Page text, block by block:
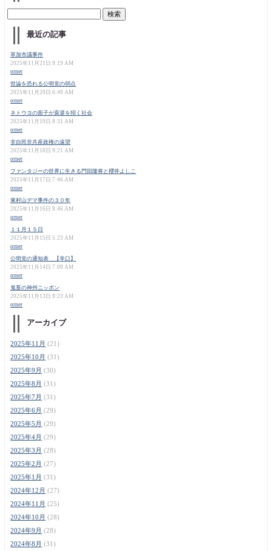
最近の記事
草加市議事件
2025年11月21日 9:19 AM
orner
世論を恐れる公明党の弱点
2025年11月20日 6:49 AM
orner
ネトウヨの面子が衰退を招く社会
2025年11月19日 8:31 AM
orner
非自民非共産政権の遠望
2025年11月18日 9:21 AM
orner
ファンタジーの世界に生きる門田隆将と櫻井よしこ
2025年11月17日 7:46 AM
orner
東村山デマ事件の３０年
2025年11月16日 8:46 AM
orner
１１月１５日
2025年11月15日 5:23 AM
orner
公明党の通知表 【辛口】
2025年11月14日 7:09 AM
orner
鬼畜の神州ニッポン
2025年11月13日 8:23 AM
orner
アーカイブ
2025年11月 (21)
2025年10月 (31)
2025年9月 (30)
2025年8月 (31)
2025年7月 (31)
2025年6月 (29)
2025年5月 (29)
2025年4月 (29)
2025年3月 (28)
2025年2月 (27)
2025年1月 (31)
2024年12月 (27)
2024年11月 (25)
2024年10月 (28)
2024年9月 (28)
2024年8月 (31)